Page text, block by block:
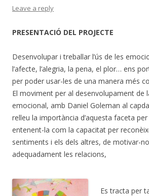
Leave a reply
PRESENTACIÓ DEL PROJECTE
Desenvolupar i treballar l’ús de les
l’afecte, l’alegria, la pena, el plor… ens
per poder usar-les de una manera més
El moviment per al desenvolupament de
emocional, amb Daniel Goleman al
relleu la importància d’aquesta faceta
entenent-la com la capacitat per
sentiments i els dels altres, de motivar-
adequadament les relacions,
Es tracta per